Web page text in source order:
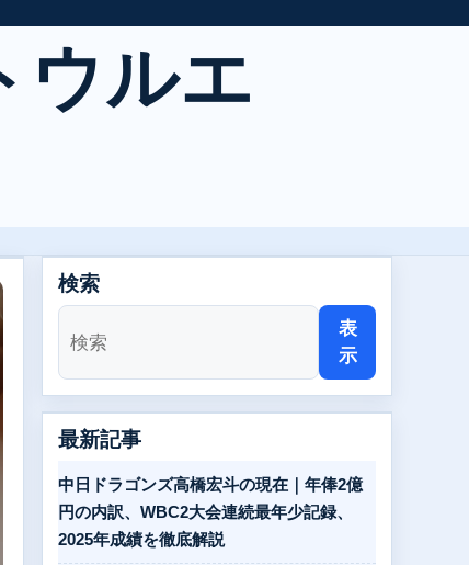
ウルエ
検索
表
示
最新記事
中日ドラゴンズ高橋宏斗の現在｜年俸2億
円の内訳、WBC2大会連続最年少記録、
2025年成績を徹底解説